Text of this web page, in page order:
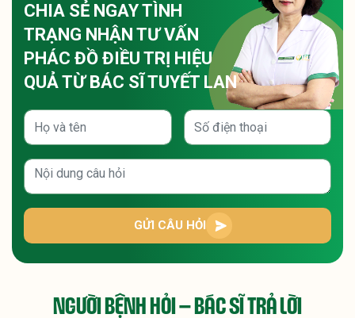
CHIA SẺ NGAY TÌNH
TRẠNG NHẬN TƯ VẤN
PHÁC ĐỒ ĐIỀU TRỊ HIỆU
QUẢ TỪ BÁC SĨ TUYẾT LAN
GỬI CÂU HỎI
NGƯỜI BỆNH HỎI – BÁC SĨ TRẢ LỜI